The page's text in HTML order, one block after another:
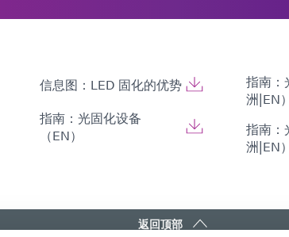
信息图：LED 固化的优势
指南：光固化设备
（EN）
指南：
洲|EN）
指南：
洲|EN）
返回顶部